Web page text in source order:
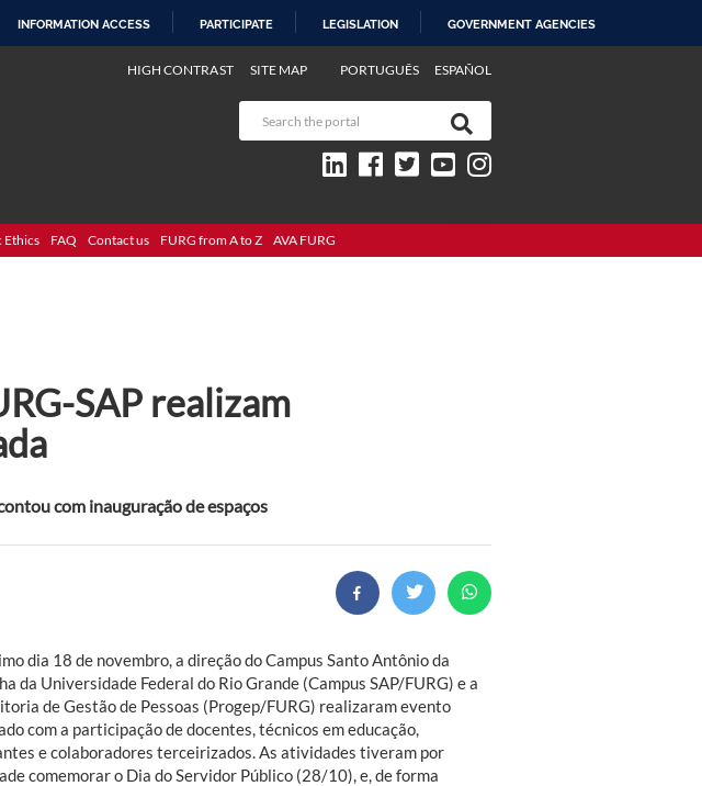
INFORMATION ACCESS PARTICIPATE LEGISLATION GOVERNMENT AGENCIES
PORTUGUÊS ESPAÑOL
HIGH CONTRAST SITE MAP
Ethics FAQ Contact us FURG from A to Z AVA FURG
SAP realizam
com inauguração de espaços
dia 18 de novembro, a direção do Campus Santo Antônio da
da Universidade Federal do Rio Grande (Campus SAP/FURG) e a
de Gestão de Pessoas (Progep/FURG) realizaram evento
com a participação de docentes, técnicos em educação,
e colaboradores terceirizados. As atividades tiveram por
comemorar o Dia do Servidor Público (28/10), e, de forma